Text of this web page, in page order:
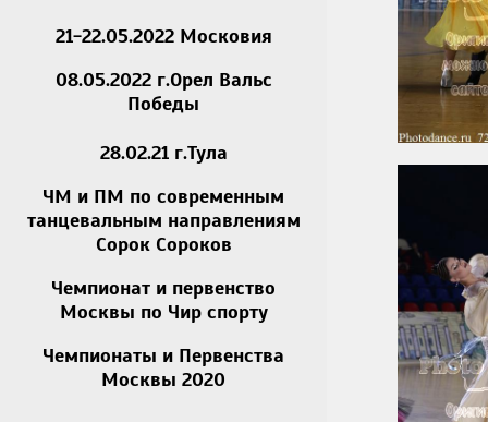
21-22.05.2022 Московия
08.05.2022 г.Орел Вальс
Победы
28.02.21 г.Тула
ЧМ и ПМ по современным
танцевальным направлениям
Сорок Сороков
Чемпионат и первенство
Москвы по Чир спорту
Чемпионаты и Первенства
Москвы 2020